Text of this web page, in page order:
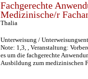
Fachgerechte
Medizinische/r
Thalia
Unterweisung /
Note: 1,3, , Veranstaltung:
es um die fachgerechte
Ausbildung zum medizinischen